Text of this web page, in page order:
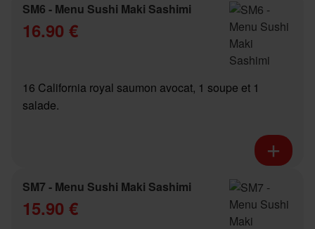
SM6 - Menu Sushi Maki Sashimi
16.90 €
16 California royal saumon avocat, 1 soupe et 1
salade.
SM7 - Menu Sushi Maki Sashimi
15.90 €